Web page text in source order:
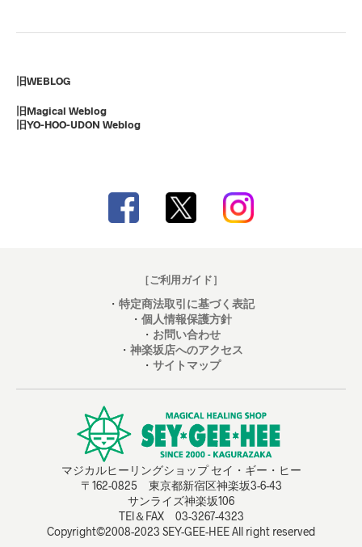
旧WEBLOG
旧Magical Weblog
旧YO-HOO-UDON Weblog
［ご利用ガイド］
・ 特定商法取引に基づく表記
・ 個人情報保護方針
・ お問い合わせ
・ 神楽坂店へのアクセス
・ サイトマップ
マジカルヒーリングショップ セイ・ギー・ヒー
〒162-0825 東京都新宿区神楽坂3-6-43
サンライズ神楽坂106
TEl＆FAX 03-3267-4323
Copyright©2008-2023 SEY-GEE-HEE All right reserved